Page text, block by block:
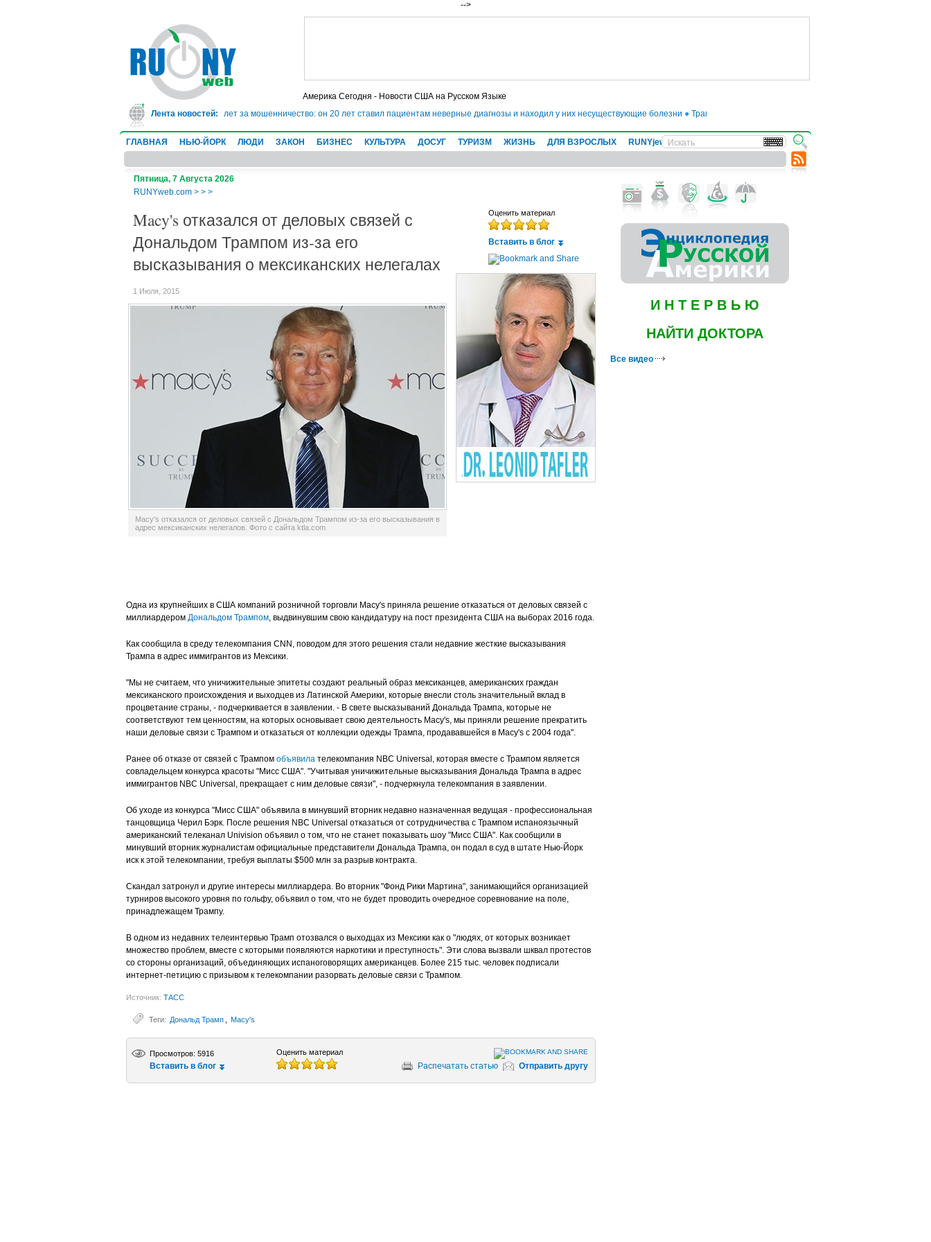
-->
Америка Сегодня - Новости США на Русском Языке
Лента новостей:
В Техасе врач-ревматолог сядет в тюрьму на 10 лет за мошенничество: он 20 лет ставил пациентам неверные диагнозы и находил у них несуществующие болезни● Трамп отложил введение 50-процентных пошлин на товары
ГЛАВНАЯ НЬЮ-ЙОРК ЛЮДИ ЗАКОН БИЗНЕС КУЛЬТУРА ДОСУГ ТУРИЗМ ЖИЗНЬ ДЛЯ ВЗРОСЛЫХ RUNYjews ВЕСТИ ИЗ УКРАИНЫ
Пятница, 7 Августа 2026
RUNYweb.com > > >
Оценить материал
Вставить в блог
Macy's отказался от деловых связей с
Дональдом Трампом из-за его
высказывания о мексиканских нелегалах
1 Июля, 2015
Macy's отказался от деловых связей с Дональдом Трампом из-за его высказывания в
адрес мексиканских нелегалов. Фото с сайта ktla.com
Одна из крупнейших в США компаний розничной торговли Macy's приняла решение отказаться от деловых связей с
миллиардером Дональдом Трампом, выдвинувшим свою кандидатуру на пост президента США на выборах 2016 года.
Как сообщила в среду телекомпания CNN, поводом для этого решения стали недавние жесткие высказывания
Трампа в адрес иммигрантов из Мексики.
"Мы не считаем, что уничижительные эпитеты создают реальный образ мексиканцев, американских граждан
мексиканского происхождения и выходцев из Латинской Америки, которые внесли столь значительный вклад в
процветание страны, - подчеркивается в заявлении. - В свете высказываний Дональда Трампа, которые не
соответствуют тем ценностям, на которых основывает свою деятельность Macy's, мы приняли решение прекратить
наши деловые связи с Трампом и отказаться от коллекции одежды Трампа, продававшейся в Macy's с 2004 года".
Ранее об отказе от связей с Трампом объявила телекомпания NBC Universal, которая вместе с Трампом является
совладельцем конкурса красоты "Мисс США". "Учитывая уничижительные высказывания Дональда Трампа в адрес
иммигрантов NBC Universal, прекращает с ним деловые связи", - подчеркнула телекомпания в заявлении.
Об уходе из конкурса "Мисс США" объявила в минувший вторник недавно назначенная ведущая - профессиональная
танцовщица Черил Бэрк. После решения NBC Universal отказаться от сотрудничества с Трампом испаноязычный
американский телеканал Univision объявил о том, что не станет показывать шоу "Мисс США". Как сообщили в
минувший вторник журналистам официальные представители Дональда Трампа, он подал в суд в штате Нью-Йорк
иск к этой телекомпании, требуя выплаты $500 млн за разрыв контракта.
Скандал затронул и другие интересы миллиардера. Во вторник "Фонд Рики Мартина", занимающийся организацией
турниров высокого уровня по гольфу, объявил о том, что не будет проводить очередное соревнование на поле,
принадлежащем Трампу.
В одном из недавних телеинтервью Трамп отозвался о выходцах из Мексики как о "людях, от которых возникает
множество проблем, вместе с которыми появляются наркотики и преступность". Эти слова вызвали шквал протестов
со стороны организаций, объединяющих испаноговорящих американцев. Более 215 тыс. человек подписали
интернет-петицию с призывом к телекомпании разорвать деловые связи с Трампом.
Источник: ТАСС
Теги: Дональд Трамп Macy's
Просмотров: 5916
Вставить в блог
Оценить материал
Распечатать статью Отправить другу
И Н Т Е Р В Ь Ю
НАЙТИ ДОКТОРА
Все видео